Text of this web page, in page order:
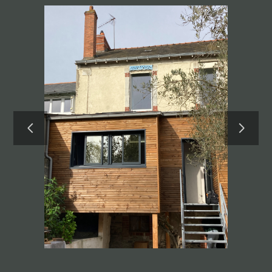
ACCUEIL
À PROPOS
RÉALISATIONS
CONTACT